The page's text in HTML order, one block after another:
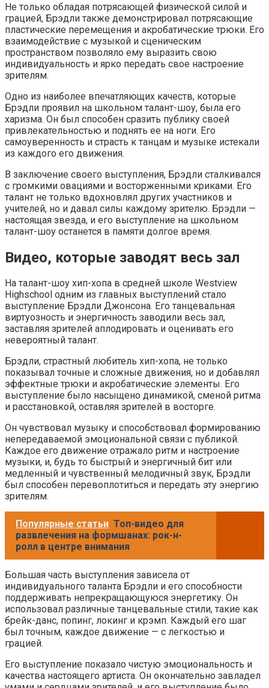
Не только обладая потрясающей физической силой и
грацией, Брэдли также демонстрировал потрясающие
пластические перемещения и акробатические трюки. Его
взаимодействие с музыкой и сценическим
пространством позволяло ему выразить свою
индивидуальность и ярко передать свое настроение
зрителям.
Одно из наиболее впечатляющих качеств, которые
Брэдли проявил на школьном талант-шоу, была его
харизма. Он был способен сразить публику своей
привлекательностью и поднять ее на ноги. Его
самоуверенность и страсть к танцам и музыке истекали
из каждого его движения.
В заключение своего выступления, Брэдли сталкивался
с громкими овациями и восторженными криками. Его
талант не только вдохновлял других участников и
учителей, но и давал силы каждому зрителю. Брэдли —
настоящая звезда, и его выступление на школьном
талант-шоу останется в памяти долгое время.
Видео, которые заводят весь зал
На талант-шоу хип-хопа в средней школе Westview
Highschool одним из главных выступлений стало
выступление Брэдли Джонсона. Его танцевальная
виртуозность и энергичность заводили весь зал,
заставляя зрителей аплодировать и оценивать его
невероятный талант.
Брэдли, страстный любитель хип-хопа, не только
показывал точные и сложные движения, но и добавлял
эффектные трюки и акробатические элементы. Его
выступление было насыщено динамикой, сменой ритма
и расстановкой, оставляя зрителей в восторге.
Он чувствовал музыку и способствовал формированию
непередаваемой эмоциональной связи с публикой.
Каждое его движение отражало ритм и настроение
музыки, и, будь то быстрый и энергичный бит или
медленный и чувственный мелодичный звук, Брэдли
был способен перевоплотиться и передать эту энергию
зрителям.
Популярные статьи Топ-видео для
развлечения на формшанах: рок-н-
ролл в центре внимания
Большая часть выступления зависела от
индивидуального таланта Брэдли и его способности
поддерживать непрекращающуюся энергетику. Он
использовал различные танцевальные стили, такие как
брейк-данс, попинг, локинг и крэмп. Каждый его шаг
был точным, каждое движение — с легкостью и
грацией.
Его выступление показало чистую эмоциональность и
качества настоящего артиста. Он окончательно завладел